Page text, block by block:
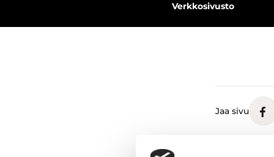
Verkkosivusto
Jaa sivu